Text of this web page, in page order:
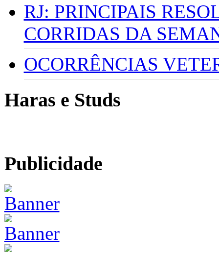
RJ: PRINCIPAIS
CORRIDAS DA
OCORRÊNCIAS
Haras e Studs
Publicidade